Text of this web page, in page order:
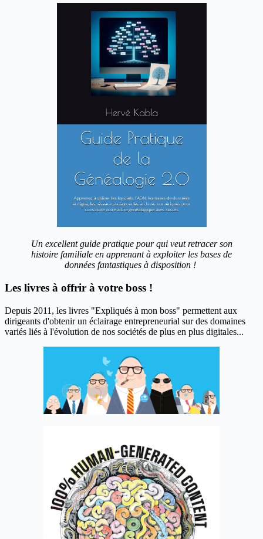
Un excellent guide pratique pour qui veut retracer son
histoire familiale en apprenant à exploiter les bases de
données fantastiques à disposition !
Les livres à offrir à votre boss !
Depuis 2011, les livres "Expliqués à mon boss" permettent aux
dirigeants d'obtenir un éclairage entrepreneurial sur des domaines
variés liés à l'évolution de nos sociétés de plus en plus digitales...